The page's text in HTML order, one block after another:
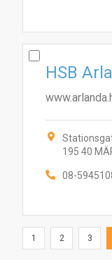
HSB
195 40
08-
1 2 3